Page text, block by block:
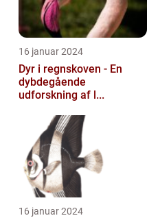
16 januar 2024
Dyr i regnskoven - En
dybdegående
udforskning af l...
16 januar 2024